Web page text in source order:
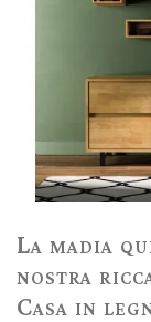
La madia
nostra
Casa in